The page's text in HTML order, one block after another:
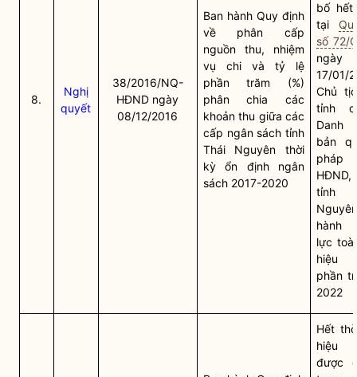
8.
Nghị
quyết
38/2016/NQ-
HĐND ngày
08/12/2016
Ban hành Quy định
về phân cấp
nguồn thu, nhiệm
vụ chi và tỷ lệ
phần trăm (%)
phân chia các
khoản thu giữa các
cấp ngân sách tỉnh
Thái Nguyên thời
kỳ ổn định ngân
sách 2017-2020
bố hết
tại
số 72/
ngày
17/01/
Chủ
tỉnh
Danh
bản
pháp
tỉnh
hành
lực
hiệu
phần
2022
Hết
hiệu
được